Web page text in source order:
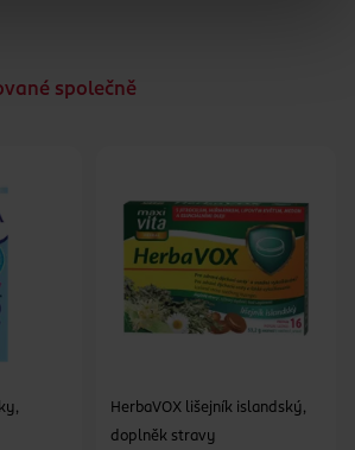
společně
HerbaVOX lišejník islandský,
doplněk stravy